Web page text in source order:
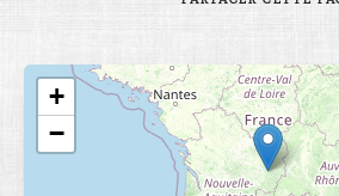
Rechercher
+
−